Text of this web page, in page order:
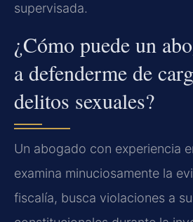
supervisada.
¿Cómo puede un
a defenderme de
delitos sexuales?
Un abogado con experiencia
examina minuciosamente la
fiscalía, busca violaciones a